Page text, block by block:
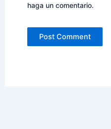
haga un comentario.